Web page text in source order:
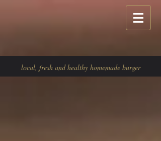
local, fresh and healthy homemade burger